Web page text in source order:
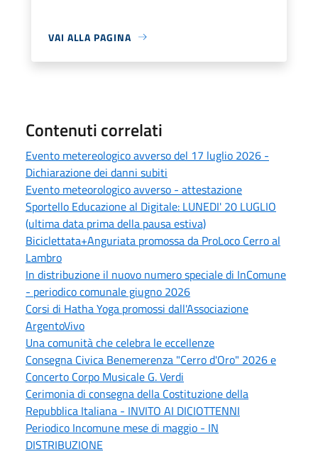
VAI ALLA PAGINA
Contenuti correlati
Evento metereologico avverso del 17 luglio 2026 -
Dichiarazione dei danni subiti
Evento meteorologico avverso - attestazione
Sportello Educazione al Digitale: LUNEDI' 20 LUGLIO
(ultima data prima della pausa estiva)
Biciclettata+Anguriata promossa da ProLoco Cerro al
Lambro
In distribuzione il nuovo numero speciale di InComune
- periodico comunale giugno 2026
Corsi di Hatha Yoga promossi dall'Associazione
ArgentoVivo
Una comunità che celebra le eccellenze
Consegna Civica Benemerenza "Cerro d'Oro" 2026 e
Concerto Corpo Musicale G. Verdi
Cerimonia di consegna della Costituzione della
Repubblica Italiana - INVITO AI DICIOTTENNI
Periodico Incomune mese di maggio - IN
DISTRIBUZIONE